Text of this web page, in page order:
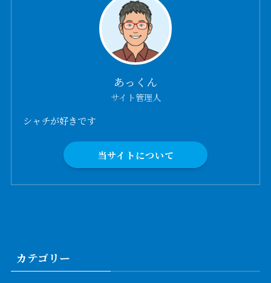
あっくん
サイト管理人
シャチが好きです
当サイトについて
カテゴリー